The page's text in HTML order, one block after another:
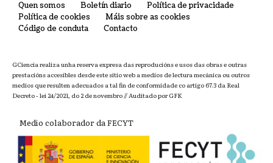
Quen somos Boletín diario
Política de privacidade
Política de cookies
Máis sobre as cookies
Código de conduta
Contacto
GCiencia realiza unha reserva expresa das reproducións e usos das obras e outras
prestacións accesibles desde este sitio web a medios de lectura mecánica ou outros
medios que resulten adecuados a tal fin de conformidade co artigo 67.3 da Real
Decreto - lei 24/2021, do 2 de novembro // Auditado por GFK
Medio colaborador da FECYT